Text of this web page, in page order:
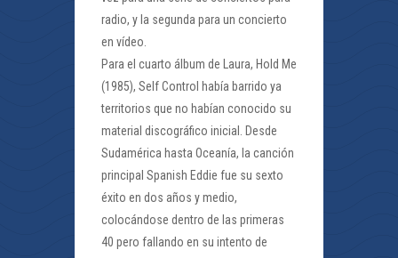
radio, y la segunda para un concierto
en vídeo.
Para el cuarto álbum de Laura, Hold Me
(1985), Self Control había barrido ya
territorios que no habían conocido su
material discográfico inicial. Desde
Sudamérica hasta Oceanía, la canción
principal Spanish Eddie fue su sexto
éxito en dos años y medio,
colocándose dentro de las primeras
40 pero fallando en su intento de